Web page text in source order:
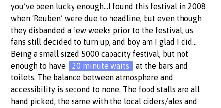
you’ve been lucky enough…I found this festival in 2008
when ‘Reuben’ were due to headline, but even though
they disbanded a few weeks prior to the festival, us
fans still decided to turn up, and boy am I glad I did…
Being a small sized 5000 capacity festival, but not
enough to have
20 minute waits
at the bars and
toilets. The balance between atmosphere and
accessibility is second to none. The food stalls are all
hand picked, the same with the local ciders/ales and